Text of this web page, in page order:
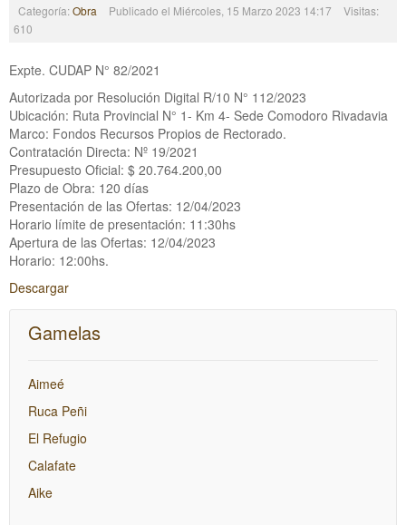
Categoría:Obra Publicado el Miércoles, 15 Marzo 2023 14:17
Visitas:
610
Expte. CUDAP N° 82/2021
Autorizada por Resolución Digital R/10 N° 112/2023
Ubicación: Ruta Provincial N° 1- Km 4- Sede Comodoro Rivadavia
Marco: Fondos Recursos Propios de Rectorado.
Contratación Directa: Nº 19/2021
Presupuesto Oficial: $ 20.764.200,00
Plazo de Obra: 120 días
Presentación de las Ofertas: 12/04/2023
Horario límite de presentación: 11:30hs
Apertura de las Ofertas: 12/04/2023
Horario: 12:00hs.
Descargar
Gamelas
Aimeé
Ruca Peñi
El Refugio
Calafate
Aike